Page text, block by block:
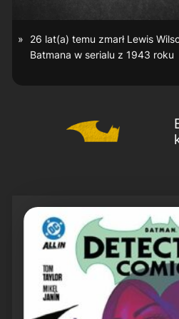
26 lat(a) temu zmarł Lewis
Batmana w serialu z 1943 roku